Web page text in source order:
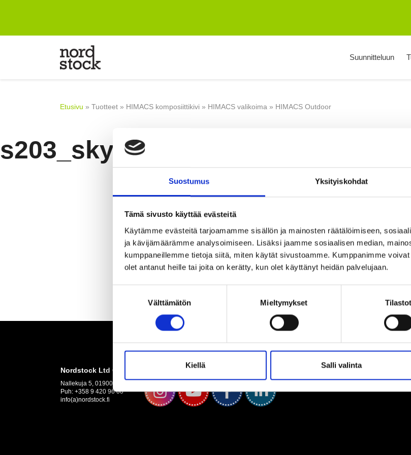
Suostumus Yksityiskohdat
Tämä sivusto käyttää evästeitä
Käytämme evästeitä tarjoamamme sisällön ja mainosten räätälöimiseen,
ja kävijämäärämme analysoimiseen. Lisäksi jaamme sosiaalisen median,
kumppaneillemme tietoja siitä, miten käytät sivustoamme. Kumppanimme
olet antanut heille tai joita on kerätty, kun olet käyttänyt heidän palvelujaan.
Välttämätön Mieltymykset Tilastot
Kiellä Salli valinta
Suunnitteluun
Referenssit
Yhteystiedot
Etusivu » Tuotteet » HIMACS komposiittikivi » HIMACS valikoima » HIMACS Outdoor
s203_sky_blue_w
Nordstock Ltd Oy
Nallekuja 5, 01900 Nurmijärvi
Puh: +358 9 420 96 00
info(a)nordstock.fi